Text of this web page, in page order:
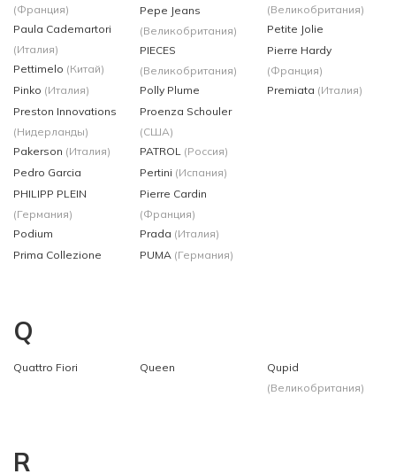
(Франция)
Paula Cademartori
(Италия)
Pettimelo (Китай)
Pinko (Италия)
Preston Innovations
(Нидерланды)
Pakerson (Италия)
Pedro Garcia
PHILIPP PLEIN
(Германия)
Podium
Prima Collezione
Pepe Jeans
(Великобритания)
PIECES
(Великобритания)
Polly Plume
Proenza Schouler
(США)
PATROL (Россия)
Pertini (Испания)
Pierre Cardin
(Франция)
Prada (Италия)
PUMA (Германия)
(Великобритания)
Petite Jolie
Pierre Hardy
(Франция)
Premiata (Италия)
Q
Quattro Fiori Queen
Qupid
(Великобритания)
R